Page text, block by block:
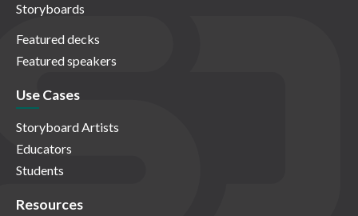
Storyboards
Featured decks
Featured speakers
Use Cases
Storyboard Artists
Educators
Students
Resources